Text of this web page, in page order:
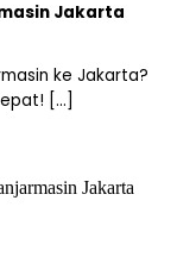
Jakarta
ke Jakarta?
[...]